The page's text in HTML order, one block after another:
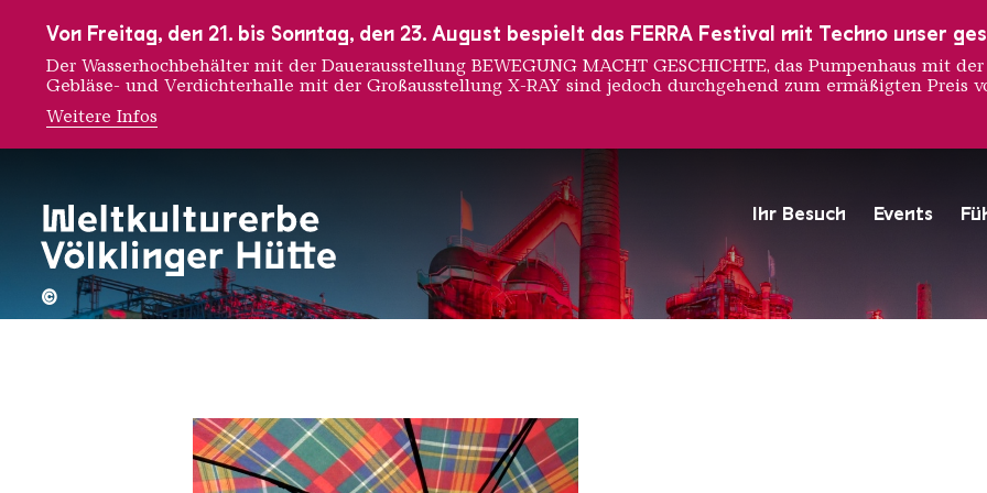
Ihr Besuch Events
e1000
Hochofengruppe in Rot
Copyright:
©
Von Freitag, den 21. bis Sonntag, den 23. August bespielt das FERRA Festival mit Techno unser
Der Wasserhochbehälter mit der Dauerausstellung BEWEGUNG MACHT GESCHICHTE, das Pumpenhaus mit
Gebläse- und Verdichterhalle mit der Großausstellung X-RAY sind jedoch durchgehend zum ermäßigten Preis
Weitere Infos